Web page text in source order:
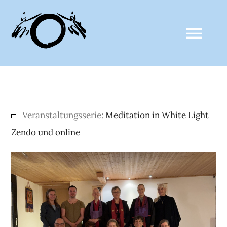
Inhalt
springen
AKTUELLES
MEDIEN
KALENDER
Veranstaltungsserie:Meditation in White Light
Zendo und online